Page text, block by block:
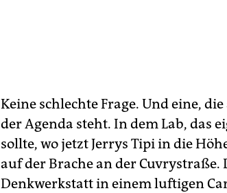
Keine schlechte Frage. Und eine,
der Agenda steht. In dem Lab, das
sollte, wo jetzt Jerrys Tipi in die
auf der Brache an der Cuvrystraße.
Denkwerkstatt in einem luftigen